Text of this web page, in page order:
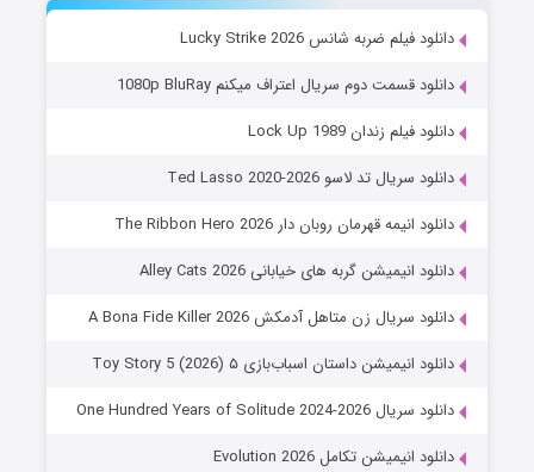
دانلود فیلم ضربه شانس Lucky Strike 2026
دانلود قسمت دوم سریال اعتراف میکنم 1080p BluRay
دانلود فیلم زندان Lock Up 1989
دانلود سریال تد لاسو Ted Lasso 2020-2026
دانلود انیمه قهرمان روبان دار The Ribbon Hero 2026
دانلود انیمیشن گربه های خیابانی Alley Cats 2026
دانلود سریال زن متاهل آدمکش A Bona Fide Killer 2026
دانلود انیمیشن داستان اسباب‌بازی ۵ Toy Story 5 (2026)
دانلود سریال One Hundred Years of Solitude 2024-2026
دانلود انیمیشن تکامل Evolution 2026